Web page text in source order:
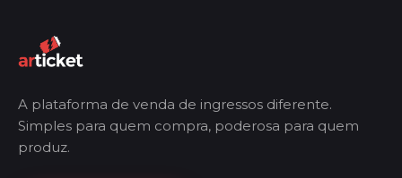
A plataforma de venda de ingressos diferente.
Simples para quem compra, poderosa para quem
produz.